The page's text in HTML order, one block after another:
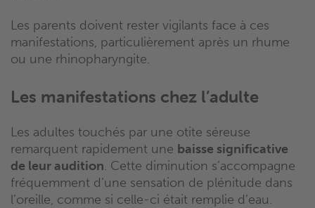
Les parents doivent rester vigilants face à ces
manifestations, particulièrement après un rhume
ou une rhinopharyngite.
Les manifestations chez l’adulte
Les adultes touchés par une otite séreuse
remarquent rapidement une baisse significative
de leur audition. Cette diminution s’accompagne
fréquemment d’une sensation de plénitude dans
l’oreille, comme si celle-ci était remplie d’eau.